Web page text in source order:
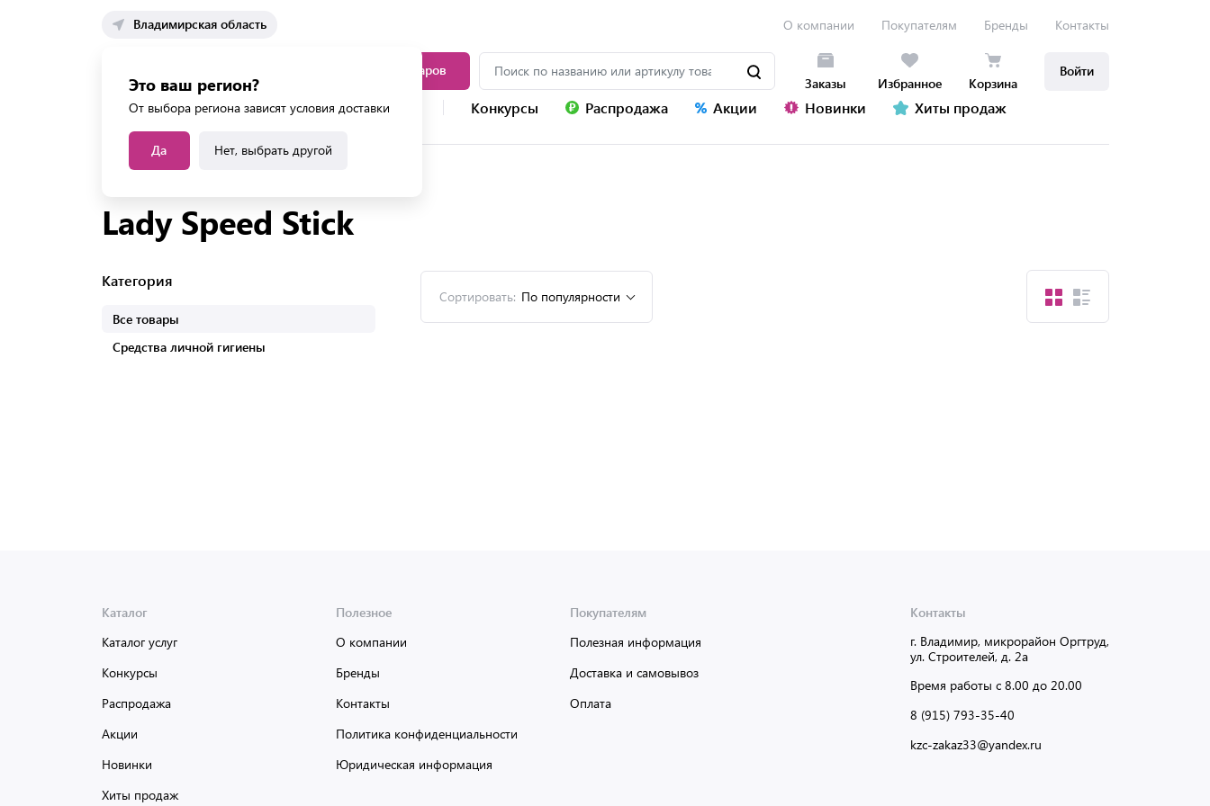
Владимирская область
Это ваш регион?
От выбора региона зависят условия доставки
Да Нет, выбрать другой
О компании Покупателям Бренды Контакты
Каталог товаров
Заказы Избранное Корзина
Войти
Каталог услуг Конкурсы Распродажа Акции Новинки Хиты продаж
Главная Бренды
Lady Speed Stick
Категория
Все товары
Средства личной гигиены
Сортировать: По популярности
Каталог
Каталог услуг
Конкурсы
Распродажа
Акции
Новинки
Хиты продаж
Полезное
О компании
Бренды
Контакты
Политика конфиденциальности
Юридическая информация
Покупателям
Полезная информация
Доставка и самовывоз
Оплата
Контакты
г. Владимир, микрорайон Оргтруд,
ул. Строителей, д. 2а
Время работы с 8.00 до 20.00
8 (915) 793-35-40
kzc-zakaz33@yandex.ru